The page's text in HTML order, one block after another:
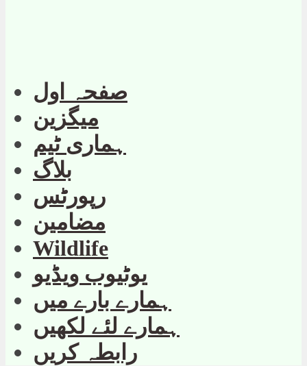
صفحہ اول
میگزین
ہماری ٹیم
بلاگ
رپورٹس
مضامین
Wildlife
یوٹیوب ویڈیو
ہمارے بارے میں
ہمارے لئے لکھیں
رابطہ کریں